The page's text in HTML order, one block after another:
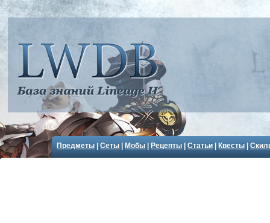
Предметы |Сеты Мобы Рецепты |Статьи Квесты |